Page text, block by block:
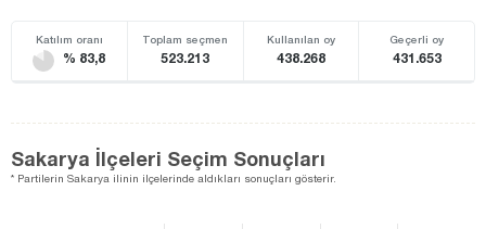
Katılım oranı
% 83,8
Toplam seçmen
523.213
Kullanılan oy
438.268
Geçerli oy
431.653
Sakarya İlçeleri Seçim Sonuçları
* Partilerin Sakarya ilinin ilçelerinde aldıkları sonuçları gösterir.